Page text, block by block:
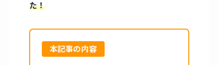
た！
本記事の内容